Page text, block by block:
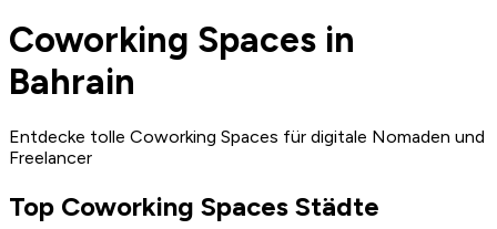
Coworking Spaces in
Bahrain
Entdecke tolle Coworking Spaces für digitale Nomaden und
Freelancer
Top Coworking Spaces Städte